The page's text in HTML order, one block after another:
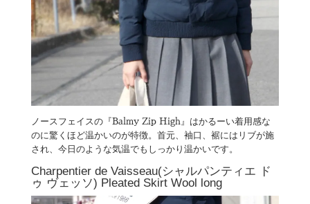
ノースフェイスの『Balmy Zip High』はかるーい着用感な
のに驚くほど温かいのが特徴。首元、袖口、裾にはリブが施
され、今日のような気温でもしっかり温かいです。
Charpentier de Vaisseau(シャルパンティエ ド
ゥ ヴェッソ) Pleated Skirt Wool long